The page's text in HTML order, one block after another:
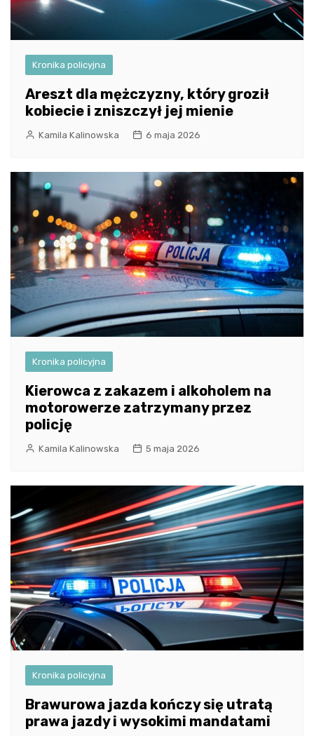
Kronika policyjna
Areszt dla mężczyzny, który groził
kobiecie i zniszczył jej mienie
Kamila Kalinowska 6 maja 2026
Kronika policyjna
Kierowca z zakazem i alkoholem na
motorowerze zatrzymany przez
policję
Kamila Kalinowska 5 maja 2026
Kronika policyjna
Brawurowa jazda kończy się utratą
prawa jazdy i wysokimi mandatami